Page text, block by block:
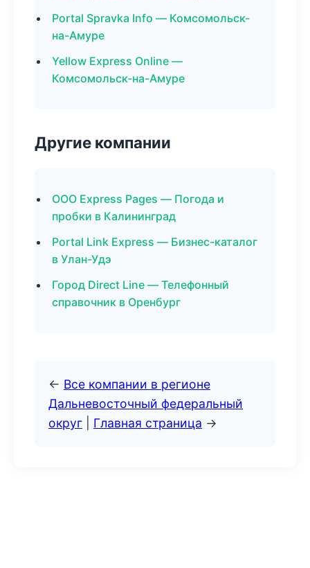
Portal Spravka Info — Комсомольск-
на-Амуре
Yellow Express Online —
Комсомольск-на-Амуре
Другие компании
ООО Express Pages — Погода и
пробки в Калининград
Portal Link Express — Бизнес-каталог
в Улан-Удэ
Город Direct Line — Телефонный
справочник в Оренбург
← Все компании в регионе
Дальневосточный федеральный
округ
Главная страница →